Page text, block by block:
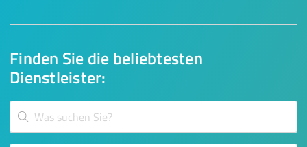
Finden Sie die beliebtesten
Dienstleister: